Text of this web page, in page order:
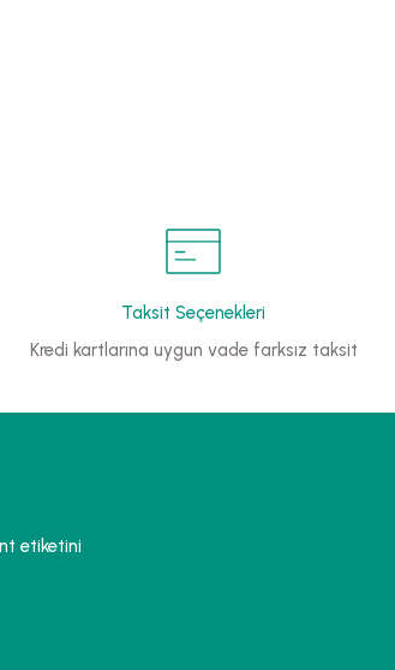
Taksit Seçenekleri
Kredi kartlarına uygun vade farksız taksit
etiketini